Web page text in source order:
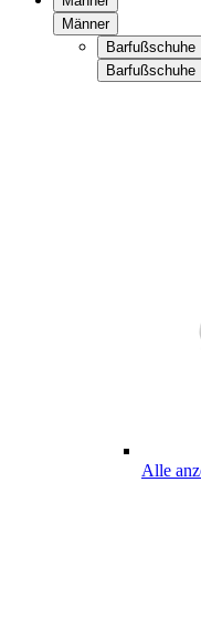
Männer
Barfußschuhe
Barfußschuhe
Alle